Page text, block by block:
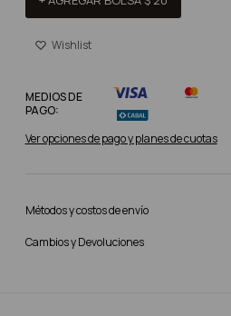
MEDIOS DE
PAGO:
Ver opciones de pago y planes de cuotas
Métodos y costos de envío
Cambios y Devoluciones